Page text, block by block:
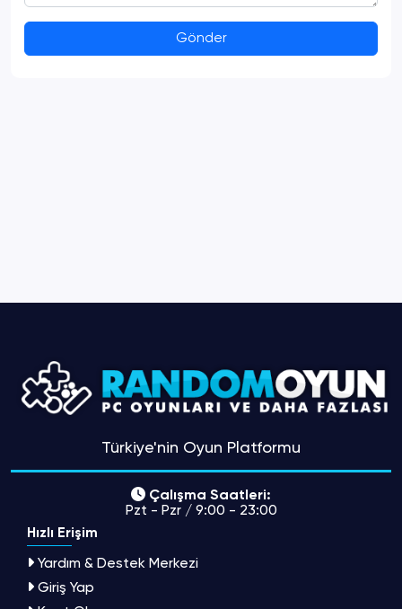
Gönder
Türkiye'nin Oyun Platformu
Çalışma Saatleri:
Pzt - Pzr / 9:00 - 23:00
Hızlı Erişim
Yardım & Destek Merkezi
Giriş Yap